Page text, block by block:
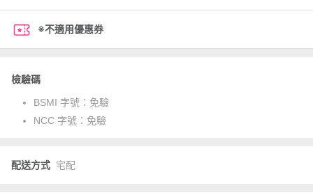
※不適用優惠券
檢驗碼
BSMI 字號： 免驗
NCC 字號： 免驗
配送方式 宅配